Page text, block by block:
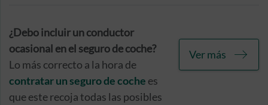
¿Debo incluir un conductor
ocasional en el seguro de coche?
Lo más correcto a la hora de
contratar un seguro de coche es
que este recoja todas las posibles
Ver más